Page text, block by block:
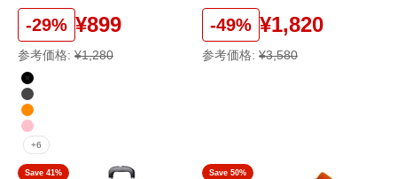
-29% ¥899
参考価格: ¥1,280
color
ブラック
ガンブラック
オレンジ
ピンク
+6
-49% ¥1,820
参考価格: ¥3,580
Save 41% Save 50%